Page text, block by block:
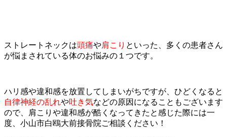
ストレートネックは頭痛や肩こり といった、多くの患者さん
が悩まされている体のお悩みの１つです。
ハリ感や違和感を放置してしまいがちですが、ひどくなると
自律神経の乱れや吐き気などの原因になることもございます
ので、
肩こり や違和感が酷くなってきたと感じた際には一
度、小山市白鴎大前接骨院ご相談ください！